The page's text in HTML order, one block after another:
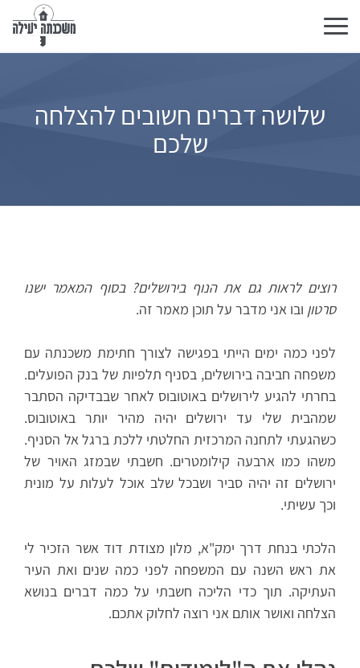
تبديل
التنقل
שלושה דברים חשובים להצלחה
שלכם
רוצים לראות גם את הנוף בירושלים? בסוף המאמר ישנו
סרטון ובו אני מדבר על תוכן מאמר זה.
לפני כמה ימים הייתי בפגישה לצורך חתימת משכנתה עם
משפחה חביבה בירושלים, בסניף תלפיות של בנק הפועלים.
בחרתי להגיע לירושלים באוטובוס לאחר שבבדיקה הסתבר
שמהבית שלי עד ירושלים יהיה מהיר יותר באוטובוס.
כשהגעתי לתחנה המרכזית החלטתי ללכת ברגל אל הסניף.
משהו כמו ארבעה קילומטרים. חשבתי שבמזג האויר של
ירושלים זה יהיה סביר ושבכל שלב אוכל לעלות על מונית
וכך עשיתי.
הלכתי בנחת דרך ימק"א, מלון מצודת דוד אשר הזכיר לי
את ראש השנה עם המשפחה לפני כמה שנים ואת העיר
העתיקה. תוך כדי הליכה חשבתי על כמה דברים בנושא
הצלחה ואושר אותם אני רוצה לחלוק אתכם.